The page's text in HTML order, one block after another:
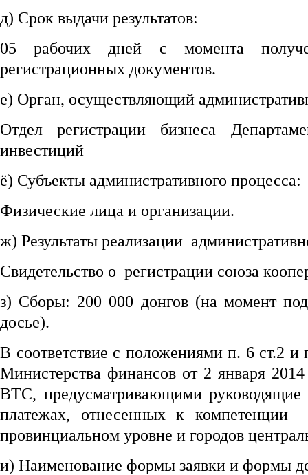
д) Срок выдачи результатов:
05 рабочих дней с момента
регистрационных документов.
е) Орган, осуществляющий
Отдел регистрации бизнеса
инвестиций
ё) Субъекты административного процесса:
Физические лица и организации.
ж) Результаты реализации
Свидетельство о регистрации союза
з) Сборы: 200 000 донгов (на момент
досье).
В соответствие с положениями п. 6 ст.2 и
Министерства финансов от 2 января
BTC, предусматривающими руководящие
платежах, отнесенных к компетенции
провинциальном уровне и городов
и) Наименование формы заявки и формы